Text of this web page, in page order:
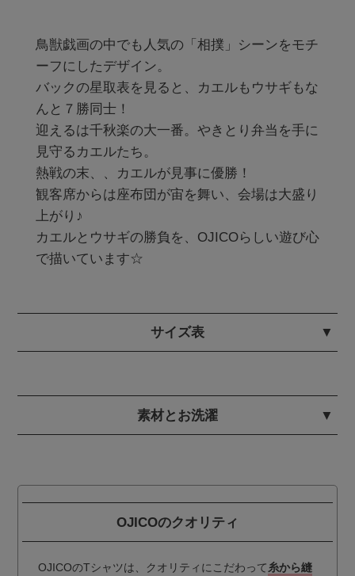
鳥獣戯画の中でも人気の「相撲」シーンをモチ
ーフにしたデザイン。
バックの星取表を見ると、カエルもウサギもな
んと７勝同士！
迎えるは千秋楽の大一番。やきとり弁当を手に
見守るカエルたち。
熱戦の末、、カエルが見事に優勝！
観客席からは座布団が宙を舞い、会場は大盛り
上がり♪
カエルとウサギの勝負を、OJICOらしい遊び心
で描いています☆
サイズ表
素材とお洗濯
OJICOのクオリティ
OJICOのTシャツは、クオリティにこだわって 糸から縫